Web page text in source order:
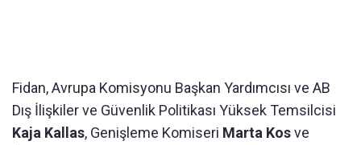
Fidan, Avrupa Komisyonu Başkan Yardımcısı ve AB
Dış İlişkiler ve Güvenlik Politikası Yüksek Temsilcisi
Kaja Kallas, Genişleme Komiseri Marta Kosve